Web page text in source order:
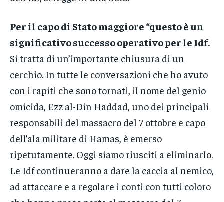
Per il capo di Stato maggiore “questo è un
significativo successo operativo per le Idf.
Si tratta di un’importante chiusura di un
cerchio. In tutte le conversazioni che ho avuto
con i rapiti che sono tornati, il nome del genio
omicida, Ezz al-Din Haddad, uno dei principali
responsabili del massacro del 7 ottobre e capo
dell’ala militare di Hamas, è emerso
ripetutamente. Oggi siamo riusciti a eliminarlo.
Le Idf continueranno a dare la caccia al nemico,
ad attaccare e a regolare i conti con tutti coloro